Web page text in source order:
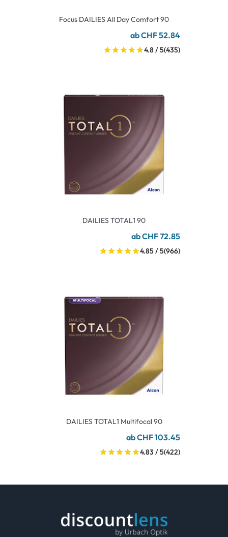
Focus DAILIES All Day Comfort 90
ab CHF 52.84
4.8 / 5(435)
DAILIES TOTAL1 90
ab CHF 72.85
4.85 / 5(966)
DAILIES TOTAL1 Multifocal 90
ab CHF 103.45
4.83 / 5(422)